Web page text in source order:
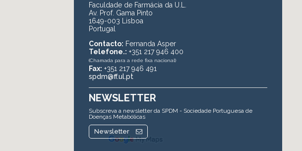
Faculdade de Farmácia da U.L.
Av. Prof. Gama Pinto
1649-003 Lisboa
Portugal
Contacto: Fernanda Asper
Telefone.: +351 217 946 400
(Chamada para a rede fixa nacional)
Fax: +351 217 946 491
spdm@ff.ul.pt
NEWSLETTER
Subscreva a newsletter da SPDM - Sociedade Portuguesa de
Doenças Metabólicas
Newsletter